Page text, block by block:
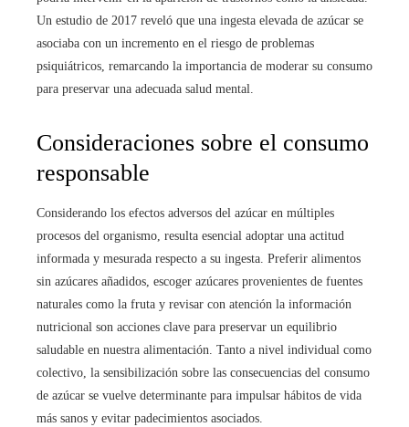
Un estudio de 2017 reveló que una ingesta elevada de azúcar se
asociaba con un incremento en el riesgo de problemas
psiquiátricos, remarcando la importancia de moderar su consumo
para preservar una adecuada salud mental.
Consideraciones sobre el consumo
responsable
Considerando los efectos adversos del azúcar en múltiples
procesos del organismo, resulta esencial adoptar una actitud
informada y mesurada respecto a su ingesta. Preferir alimentos
sin azúcares añadidos, escoger azúcares provenientes de fuentes
naturales como la fruta y revisar con atención la información
nutricional son acciones clave para preservar un equilibrio
saludable en nuestra alimentación. Tanto a nivel individual como
colectivo, la sensibilización sobre las consecuencias del consumo
de azúcar se vuelve determinante para impulsar hábitos de vida
más sanos y evitar padecimientos asociados.